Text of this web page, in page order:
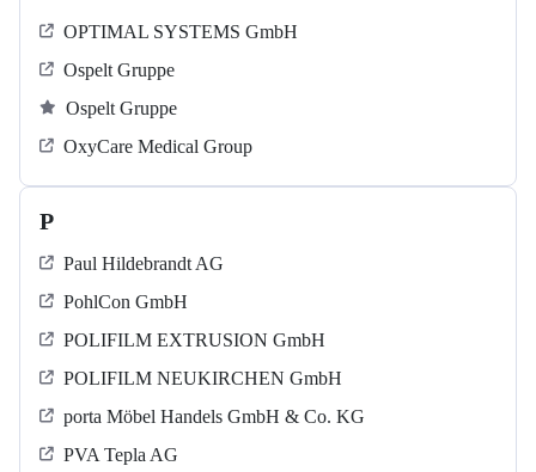
OPTIMAL SYSTEMS GmbH
Ospelt Gruppe
Ospelt Gruppe
OxyCare Medical Group
P
Paul Hildebrandt AG
PohlCon GmbH
POLIFILM EXTRUSION GmbH
POLIFILM NEUKIRCHEN GmbH
porta Möbel Handels GmbH & Co. KG
PVA Tepla AG